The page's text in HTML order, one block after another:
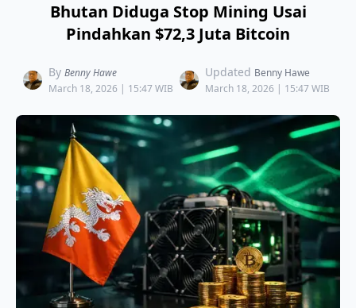
Bhutan Diduga Stop Mining Usai
Pindahkan $72,3 Juta Bitcoin
By Benny Hawe
March 18, 2026 | 15:47 WIB
Updated Benny Hawe
March 18, 2026 | 15:47 WIB